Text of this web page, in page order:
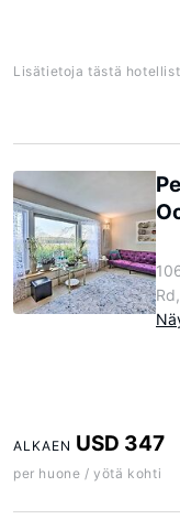
Lisätietoja tästä
ALKAEN USD 347
per huone / yötä kohti